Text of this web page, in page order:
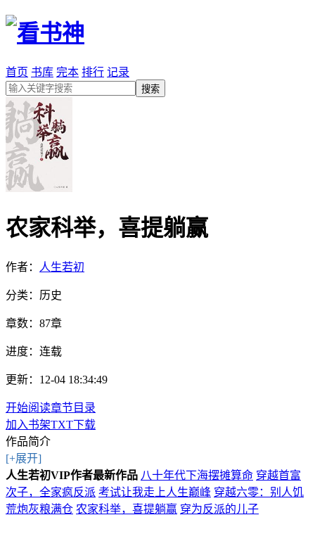
首页 书库 完本 排行 记录
农家科举，喜提躺赢
作者： 人生若初
分类：历史
章数： 87章
进度： 连载
更新：12-04 18:34:49
开始阅读章节目录
加入书架TXT下载
作品简介
[+展开]
人生若初VIP作者最新作品 八十年代下海摆摊算命 穿越首富
次子，全家疯反派 考试让我走上人生巅峰 穿越六零：别人饥
荒炮灰粮满仓 农家科举，喜提躺赢 穿为反派的儿子